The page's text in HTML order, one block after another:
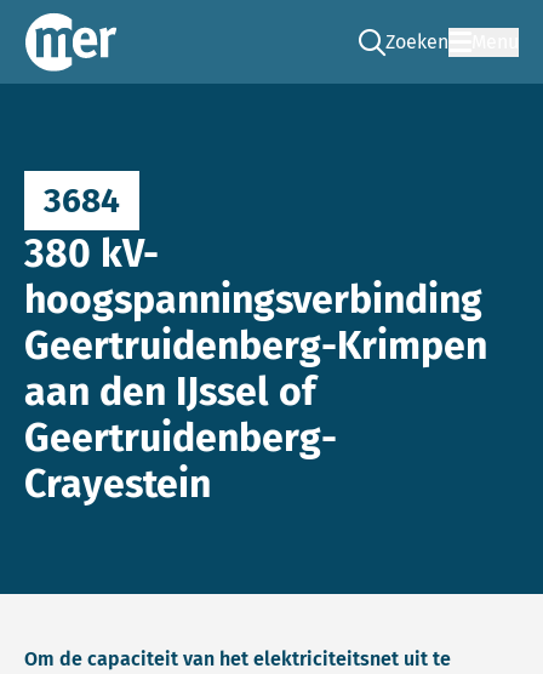
Commissie mer
Zoeken
Ga naar de zoek
3684
380 kV-
hoogspanningsverbinding
Geertruidenberg-Krimpen
aan den IJssel of
Geertruidenberg-
Crayestein
Om de capaciteit van het elektriciteitsnet uit te